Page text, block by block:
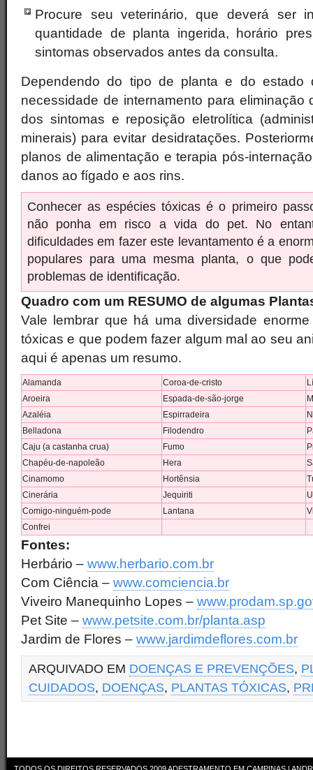
Procure seu veterinário, que deverá ser
quantidade de planta ingerida, horário
sintomas observados antes da consulta.
Dependendo do tipo de planta e do estado
necessidade de internamento para eliminação
dos sintomas e reposição eletrolítica
minerais) para evitar desidratações.
planos de alimentação e terapia pós-
danos ao fígado e aos rins.
Conhecer as espécies tóxicas é o primeiro
não ponha em risco a vida do pet. No
dificuldades em fazer este levantamento é a
populares para uma mesma planta, o que
problemas de identificação.
Quadro com um RESUMO de algumas
Vale lembrar que há uma diversidade
tóxicas e que podem fazer algum mal ao seu
aqui é apenas um resumo.
Alamanda Coroa-de-cristo
Aroeira
Espada-de-são-jorge
Azaléia
Espirradeira
Belladona
Filodendro
Caju (a castanha crua)
Fumo
Chapéu-de-napoleão
Hera
Cinamomo
Hortênsia
Cinerária
Jequiriti
Comigo-ninguém-pode
Lantana
Confrei
Fontes:
Herbário – www.herbario.com.br
Com Ciência – www.comciencia.br
Viveiro Manequinho Lopes –
Pet Site – www.petsite.com.br/planta.asp
Jardim de Flores – www.jardimdeflores.com.br
ARQUIVADO EM DOENÇAS E PREVENÇÕES,
CUIDADOS, DOENÇAS, PLANTAS TÓXICAS,